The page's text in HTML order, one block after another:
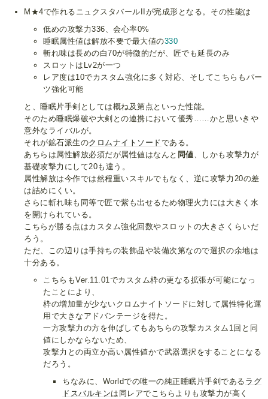
M★4で作れるニュクスタバールIIが完成形となる。その性能は
低めの攻撃力336、会心率0%
睡眠属性値は解放不要で最大値の330
斬れ味は長めの白70が特徴的だが、匠でも延長のみ
スロットはLv2が一つ
レア度は10でカスタム強化に多く対応、そしてこちらもパー
ツ強化可能
と、睡眠片手剣としては概ね及第点といった性能。
そのため睡眠爆破や大剣との連携において優秀……かと思いきや
意外なライバルが。
それが鉱石派生のクロムナイトソードである。
あちらは属性解放必須だが属性値はなんと 同値、しかも攻撃力が
基礎攻撃力にして20も違う。
属性解放は今作では然程重いスキルでもなく、逆に攻撃力20の差
は詰めにくい。
さらに斬れ味も同等で匠で紫も出せるため物理火力には大きく水
を開けられている。
こちらが勝る点はカスタム強化回数やスロットの大きさくらいだ
ろう。
ただ、この辺りは手持ちの装飾品や装備次第なので選択の余地は
十分ある。
こちらもVer.11.01でカスタム枠の更なる拡張が可能になっ
たことにより、
枠の増加量が少ないクロムナイトソードに対して属性特化運
用で大きなアドバンテージを得た。
一方攻撃力の方を伸ばしてもあちらの攻撃カスタム1回と同
値にしかならないため、
攻撃力との両立か高い属性値かで武器選択をすることになる
だろう。
ちなみに、Worldでの唯一の純正睡眠片手剣である ラグ
ドスバルキンは同レアでこちらよりも攻撃力が高く